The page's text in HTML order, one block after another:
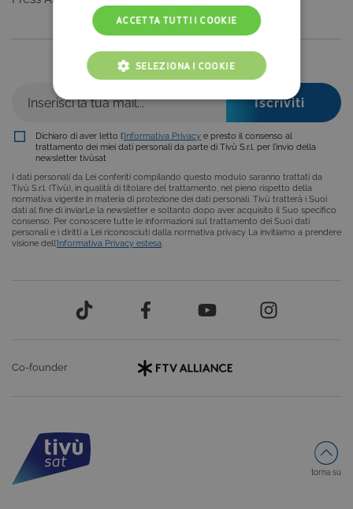
Iscriviti alla nostra newsletter
Dichiaro di aver letto l’Informativa Privacy e presto il consenso al
trattamento dei miei dati personali da parte di Tivù S.r.l. per l’invio della
newsletter tivùsat
I dati personali da Lei conferiti compilando questo modulo saranno trattati da
Tivù S.r.l. (Tivù), in qualità di titolare del trattamento, nel pieno rispetto della
normativa vigente in materia di protezione dei dati personali. Tivù tratterà i Suoi
dati al fine di inviarLe la newsletter e soltanto dopo aver acquisito il Suo specifico
consenso. Per conoscere tutte le informazioni sul trattamento dei Suoi dati
personali e i diritti a Lei riconosciuti dalla normativa privacy La invitiamo a prendere
visione dell’Informativa Privacy estesa
Co-founder
torna su
ACCETTA TUTTI I COOKIE
SELEZIONA I COOKIE
COOKIE TECNICI
COOKIE ANALITICI
FUNZIONALITÀ
Questi cookie sono necessari per il corretto
risposta ad azioni da te effettuate nel corso della
navigazione, che costituiscono una richiesta di
selezionati (es. lingua, prodotti presenti nel
carrello). È possibile impostare il browser per
bloccare i cookie tecnici o essere avvisati